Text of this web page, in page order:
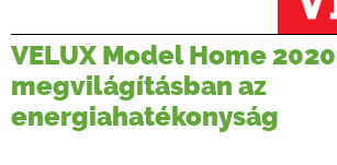
TERVEZÉSI
VELUX Model Home
megvilágításban az
energiahatékonyság